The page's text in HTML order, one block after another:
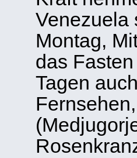
Venezuela
Montag,
das
Tagen